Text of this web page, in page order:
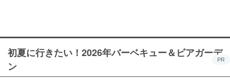
初夏に行きたい！2026年バーベキュー＆ビアガーデ
ン
PR